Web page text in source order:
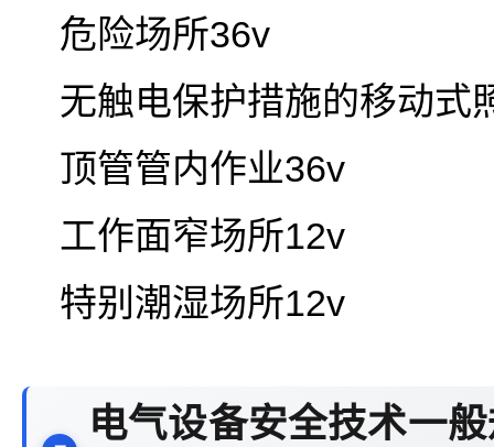
危险场所36v
无触电保护措施的移动式
顶管管内作业36v
工作面窄场所12v
特别潮湿场所12v
电气设备安全技术一